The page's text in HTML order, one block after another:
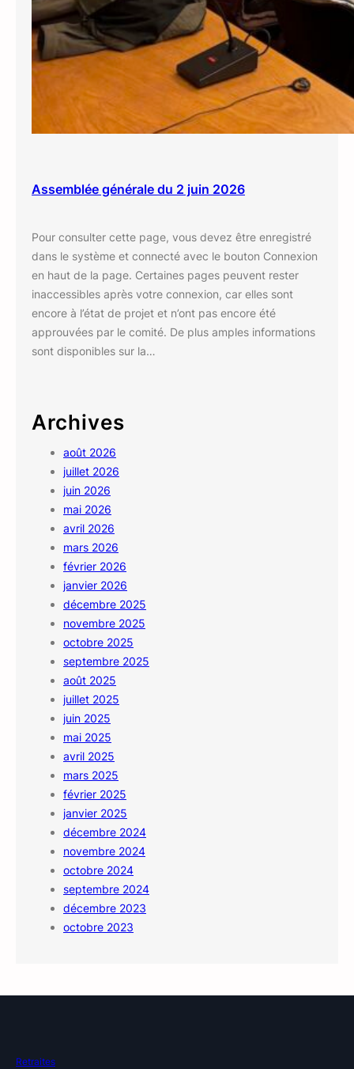
Assemblée générale du 2 juin 2026
Pour consulter cette page, vous devez être enregistré
dans le système et connecté avec le bouton Connexion
en haut de la page. Certaines pages peuvent rester
inaccessibles après votre connexion, car elles sont
encore à l’état de projet et n’ont pas encore été
approuvées par le comité. De plus amples informations
sont disponibles sur la…
Archives
août 2026
juillet 2026
juin 2026
mai 2026
avril 2026
mars 2026
février 2026
janvier 2026
décembre 2025
novembre 2025
octobre 2025
septembre 2025
août 2025
juillet 2025
juin 2025
mai 2025
avril 2025
mars 2025
février 2025
janvier 2025
décembre 2024
novembre 2024
octobre 2024
septembre 2024
décembre 2023
octobre 2023
Retraites